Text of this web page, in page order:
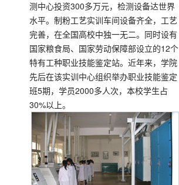
测中心投资300多万元，检测设备达世界
水平。制粉工艺实训车间设备齐全，工艺
完善，在全国高校中独一无二。同时设有
国家粮食局、国家劳动保障部设立的12个
特有工种职业技能鉴定站。近年来，学院
先后在该实训中心组织举办职业技能鉴定
班5期，学员2000多人次，本校学生占
30%以上。